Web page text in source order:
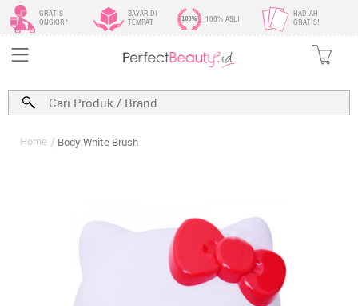
GRATIS
ONGKIR*
BAYAR DI
TEMPAT
100% ASLI
HADIAH
GRATIS!
Home Body White Brush